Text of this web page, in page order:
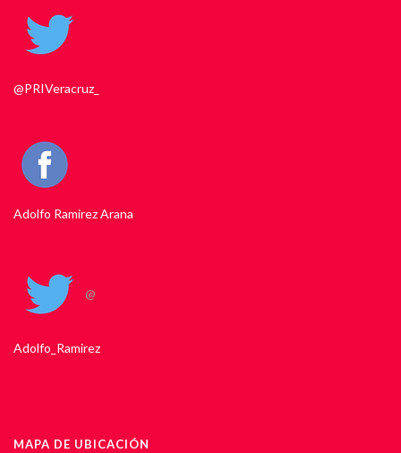
@PRIVeracruz_
Adolfo Ramirez Arana
@
Adolfo_Ramirez
MAPA DE UBICACIÓN